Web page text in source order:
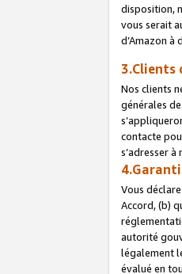
disposition,
vous serait
d’Amazon
3.Clients
Nos clients
générales
contacte
s’adresser
Vous
Accord, (b)
autorité
légalement
évalué en